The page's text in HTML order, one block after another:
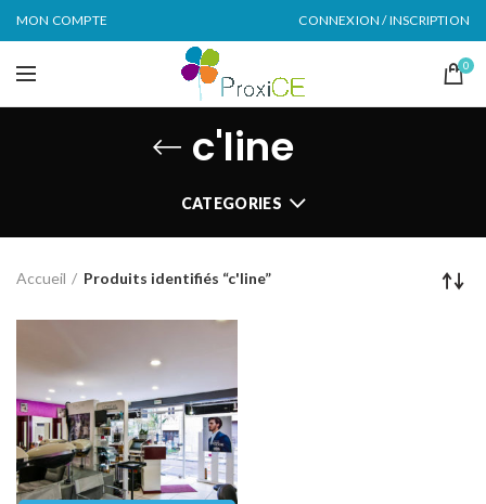
MON COMPTE CONNEXION / INSCRIPTION
0
c'line
CATEGORIES
Accueil Produits identifiés “c'line”